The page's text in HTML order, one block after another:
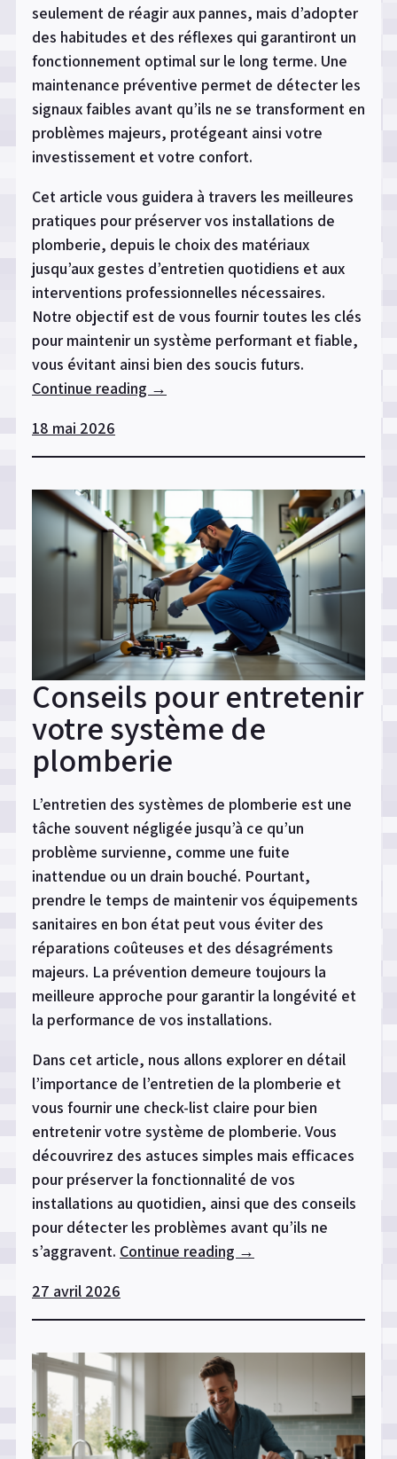
seulement de réagir aux pannes, mais d’adopter
des habitudes et des réflexes qui garantiront un
fonctionnement optimal sur le long terme. Une
maintenance préventive permet de détecter les
signaux faibles avant qu’ils ne se transforment en
problèmes majeurs, protégeant ainsi votre
investissement et votre confort.
Cet article vous guidera à travers les meilleures
pratiques pourpréserver vos installations de
plomberie, depuis le choix des matériaux
jusqu’aux gestes d’entretien quotidiens et aux
interventions professionnelles nécessaires.
Notre objectif est de vous fournir toutes les clés
pour maintenir un système performant et fiable,
vous évitant ainsi bien des soucis futurs.
Continue reading « Comment
installations
plomberie
sur
le
long
terme
? »
→
18 mai 2026
Conseils pour entretenir
votre système de
plomberie
L’entretien des systèmes de plomberie est une
tâche souvent négligée jusqu’à ce qu’un
problème survienne, comme une fuite
inattendue ou un drain bouché. Pourtant,
prendre le temps de maintenir vos équipements
sanitaires en bon état peut vous éviter des
réparations coûteuses et des désagréments
majeurs. La prévention demeure toujours la
meilleure approche pour garantir la longévité et
la performance de vos installations.
Dans cet article, nous allons explorer en détail
l’importance de l’entretien de la plomberie et
vous fournir une check-list claire pour bien
entretenir votre système de plomberie. Vous
découvrirez des astuces simples mais efficaces
pour préserver la fonctionnalité de vos
installations au quotidien, ainsi que des conseils
pour détecter les problèmes avant qu’ils ne
s’aggravent. Continue reading « Conseils
votre
→
27 avril 2026